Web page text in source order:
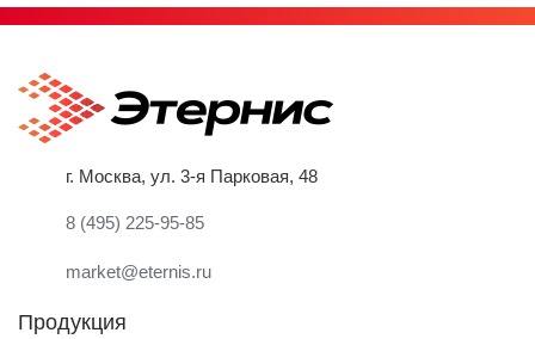
г. Москва, ул. 3-я Парковая, 48
8 (495) 225-95-85
market@eternis.ru
Продукция